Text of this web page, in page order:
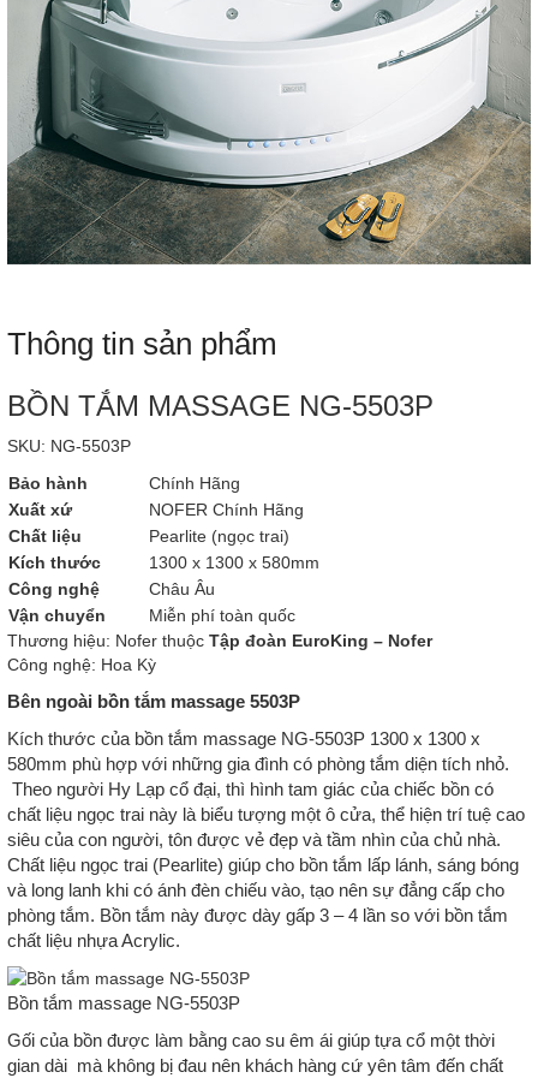
Thông tin sản phẩm
BỒN TẮM MASSAGE NG-5503P
SKU: NG-5503P
Bảo hành
Chính Hãng
Xuất xứ
NOFER Chính Hãng
Chất liệu
Pearlite (ngọc trai)
Kích thước
1300 x 1300 x 580mm
Công nghệ
Châu Âu
Vận chuyển
Miễn phí toàn quốc
Thương hiệu: Nofer thuộc Tập đoàn EuroKing – Nofer
Công nghệ: Hoa Kỳ
Bên ngoài bồn tắm massage 5503P
Kích thước của bồn tắm massage NG-5503P 1300 x 1300 x
580mm phù hợp với những gia đình có phòng tắm diện tích nhỏ.
Theo người Hy Lạp cổ đại, thì hình tam giác của chiếc bồn có
chất liệu ngọc trai này là biểu tượng một ô cửa, thể hiện trí tuệ cao
siêu của con người, tôn được vẻ đẹp và tầm nhìn của chủ nhà.
Chất liệu ngọc trai (Pearlite) giúp cho bồn tắm lấp lánh, sáng bóng
và long lanh khi có ánh đèn chiếu vào, tạo nên sự đẳng cấp cho
phòng tắm. Bồn tắm này được dày gấp 3 – 4 lần so với bồn tắm
chất liệu nhựa Acrylic.
Bồn tắm massage NG-5503P
Gối của bồn được làm bằng cao su êm ái giúp tựa cổ một thời
gian dài mà không bị đau nên khách hàng cứ yên tâm đến chất